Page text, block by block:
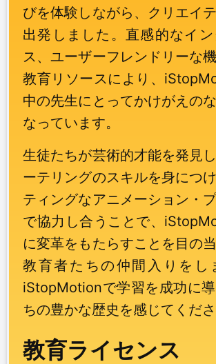
びを体験しながら、クリエイ
出発しました。直感的なイ
ス、ユーザーフレンドリーな
教育リソースにより、
中の先生にとってかけがえの
なっています。
生徒たちが芸術的才能を発見
ーテリングのスキルを身につ
ティングなアニメーション・
で協力し合うことで、
に変革をもたらすことを目の
教育者たちの仲間入りをし
iStopMotionで学習を成功に
ちの豊かな歴史を感じてくださ
教育ライセンス